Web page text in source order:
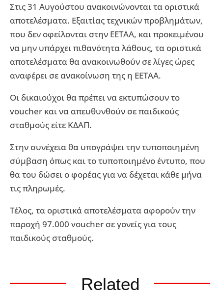
Στις 31 Αυγούστου ανακοινώνονται τα οριστικά
αποτελέσματα. Εξαιτίας τεχνικών προβλημάτων,
που δεν οφείλονται στην ΕΕΤΑΑ, και προκειμένου
να μην υπάρχει πιθανότητα λάθους, τα οριστικά
αποτελέσματα θα ανακοινωθούν σε λίγες ώρες
αναφέρει σε ανακοίνωση της η ΕΕΤΑΑ.
Οι δικαιούχοι θα πρέπει να εκτυπώσουν το
voucher και να απευθυνθούν σε παιδικούς
σταθμούς είτε ΚΔΑΠ.
Στην συνέχεια θα υπογράψει την τυποποιημένη
σύμβαση όπως και το τυποποιημένο έντυπο, που
θα του δώσει ο φορέας για να δέχεται κάθε μήνα
τις πληρωμές.
Τέλος, τα οριστικά αποτελέσματα αφορούν την
παροχή 97.000 voucher σε γονείς για τους
παιδικούς σταθμούς.
Related